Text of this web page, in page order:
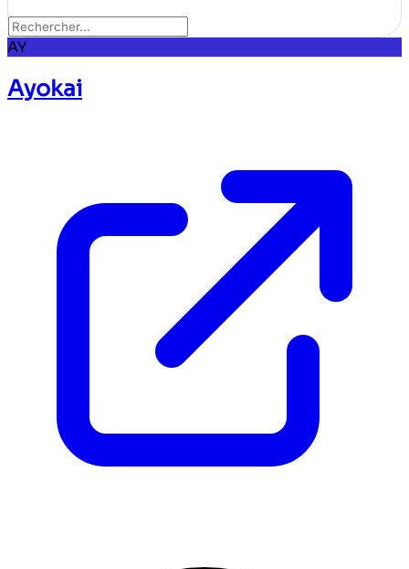
AY
Ayokai